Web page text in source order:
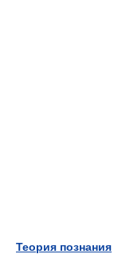
Теория познания